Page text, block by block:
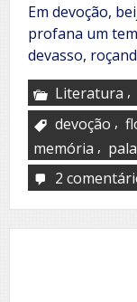
Em devoção,
profana um
devasso,
Literatura ,
devoção ,
memória ,
2